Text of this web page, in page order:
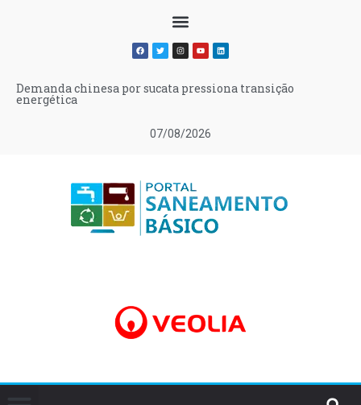
07/08/2026
Demanda chinesa por sucata pressiona transição
energética